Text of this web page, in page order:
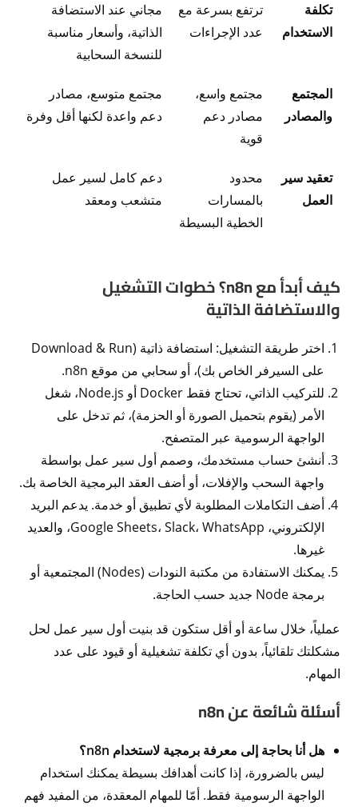
تكلفة
الاستخدام
ترتفع بسرعة مع
عدد الإجراءات
مجاني عند الاستضافة
الذاتية، وأسعار مناسبة
للنسخة السحابية
المجتمع
والمصادر
مجتمع واسع،
مصادر دعم
قوية
مجتمع متوسع، مصادر
دعم واعدة لكنها أقل وفرة
تعقيد سير
العمل
محدود
بالمسارات
الخطية البسيطة
دعم كامل لسير عمل
متشعب ومعقد
كيف أبدأ مع n8n؟ خطوات التشغيل
والاستضافة الذاتية
اختر طريقة التشغيل: استضافة ذاتية (Download & Run
على السيرفر الخاص بك)، أو سحابي من موقع n8n.
للتركيب الذاتي، تحتاج فقط Docker أو Node.js، شغل
الأمر (يقوم بتحميل الصورة أو الحزمة)، ثم تدخل على
الواجهة الرسومية عبر المتصفح.
أنشئ حساب مستخدمك، وصمم أول سير عمل بواسطة
واجهة السحب والإفلات، أو أضف العقد البرمجية الخاصة بك.
أضف التكاملات المطلوبة لأي تطبيق أو خدمة. يدعم البريد
الإلكتروني، Google Sheets، Slack، WhatsApp، والعديد
غيرها.
يمكنك الاستفادة من مكتبة النودات (Nodes) المجتمعية أو
برمجة Node جديد حسب الحاجة.
عملياً، خلال ساعة أو أقل ستكون قد بنيت أول سير عمل لحل
مشكلتك تلقائياً، بدون أي تكلفة تشغيلية أو قيود على عدد
المهام.
أسئلة شائعة عن n8n
هل أنا بحاجة إلى معرفة برمجية لاستخدام n8n؟
ليس بالضرورة، إذا كانت أهدافك بسيطة يمكنك استخدام
الواجهة الرسومية فقط. أمّا للمهام المعقدة، من المفيد فهم